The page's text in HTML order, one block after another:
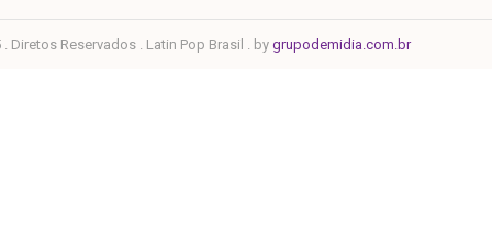
. Diretos Reservados . Latin Pop Brasil . by grupodemidia.com.br